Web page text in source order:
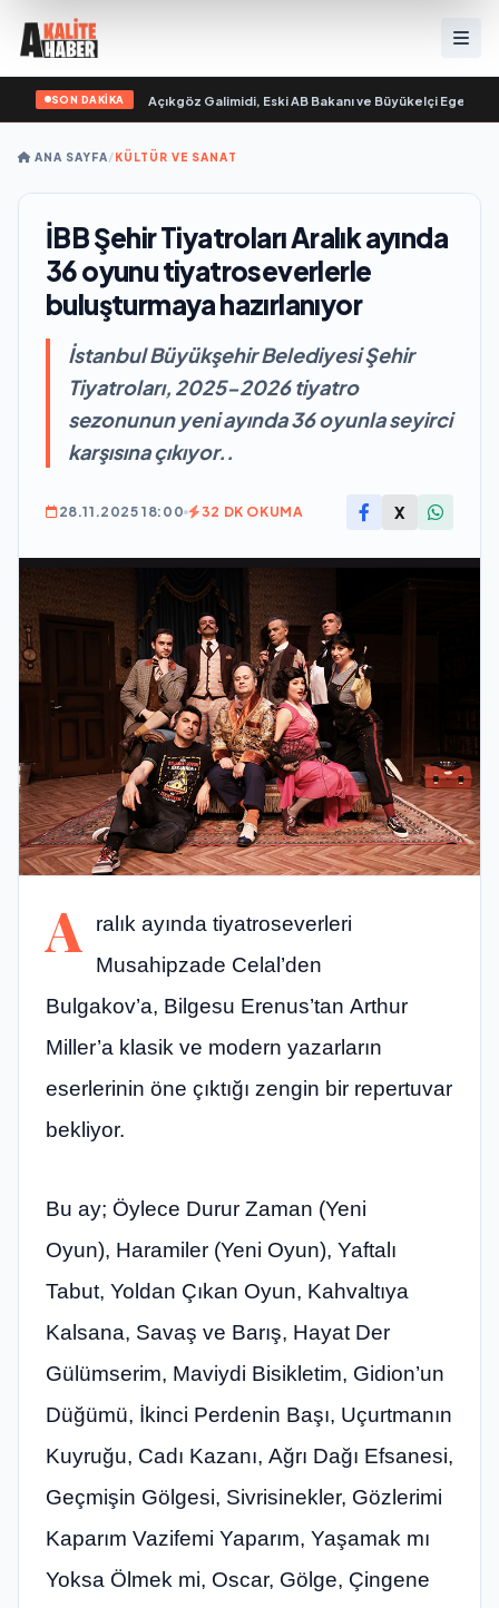
SON DAKİKA
• Ali Emre Açıkgöz Galimidi, Eski AB Bakanı ve Büyükelçi Egemen
ANA SAYFA/KÜLTÜR VE SANAT
İBB Şehir Tiyatroları Aralık ayında
36 oyunu tiyatroseverlerle
buluşturmaya hazırlanıyor
İstanbul Büyükşehir Belediyesi Şehir
Tiyatroları, 2025-2026 tiyatro
sezonunun yeni ayında 36 oyunla seyirci
karşısına çıkıyor..
28.11.2025 18:00 32 DK OKUMA X
A
ralık ayında tiyatroseverleri
Musahipzade Celal’den
Bulgakov’a, Bilgesu Erenus’tan Arthur
Miller’a klasik ve modern yazarların
eserlerinin öne çıktığı zengin bir repertuvar
bekliyor.
Bu ay; Öylece Durur Zaman (Yeni
Oyun), Haramiler (Yeni Oyun), Yaftalı
Tabut, Yoldan Çıkan Oyun, Kahvaltıya
Kalsana, Savaş ve Barış, Hayat Der
Gülümserim, Maviydi Bisikletim, Gidion’un
Düğümü, İkinci Perdenin Başı, Uçurtmanın
Kuyruğu, Cadı Kazanı, Ağrı Dağı Efsanesi,
Geçmişin Gölgesi, Sivrisinekler, Gözlerimi
Kaparım Vazifemi Yaparım, Yaşamak mı
Yoksa Ölmek mi, Oscar, Gölge, Çingene